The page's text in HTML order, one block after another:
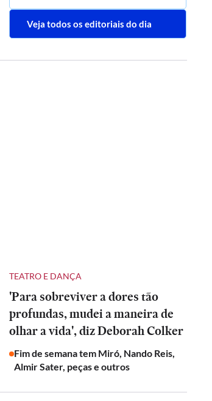
Veja todos os editoriais do dia
TEATRO E DANÇA
'Para sobreviver a dores tão
profundas, mudei a maneira de
olhar a vida', diz Deborah Colker
Fim de semana tem Miró, Nando Reis,
Almir Sater, peças e outros